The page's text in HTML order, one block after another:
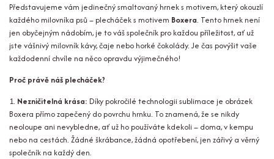
Představujeme vám jedinečný smaltovaný hrnek s motivem, který okouzlí
každého milovníka psů – plecháček s motivem Boxera. Tento hrnek není
jen obyčejným nádobím, je to váš společník pro každou příležitost, ať už
jste vášnivý milovník kávy, čaje nebo horké čokolády. Je čas povýšit vaše
každodenní chvíle na něco opravdu výjimečného!
Proč právě náš plecháček?
1. Nezničitelná krása: Díky pokročilé technologii sublimace je obrázek
Boxera přímo zapečený do povrchu hrnku. To znamená, že se nikdy
neoloupe ani nevybledne, ať už ho používáte kdekoli – doma, v kempu
nebo na cestách. Žádné škrábance, žádná opotřebení, jen zářivý a věrný
společník na každý den.